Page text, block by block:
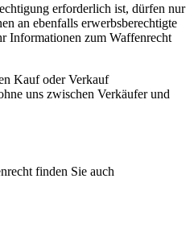
erforderlich ist, dürfen nur
an ebenfalls erwerbsberechtigte
Informationen zum Waffenrecht
Kauf oder Verkauf
uns zwischen Verkäufer und
finden Sie auch